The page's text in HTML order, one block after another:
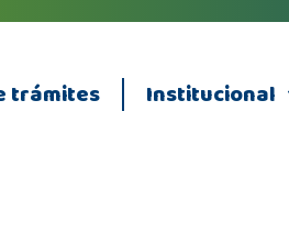
trámites Institucional